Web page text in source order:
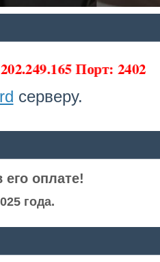
Порт: 2402
серверу.
оплате!
года.